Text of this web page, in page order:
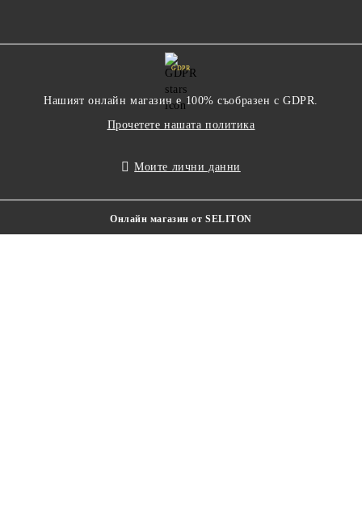
GDPR
Нашият онлайн магазин е 100% съобразен с GDPR.
Прочетете нашата политика
Моите лични данни
Онлайн магазин от SELITON